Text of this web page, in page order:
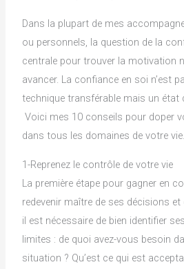
Dans la plupart de mes
ou personnels, la question de la
centrale pour trouver la motivation
avancer. La confiance en soi n’est
technique transférable mais un état
Voici mes 10 conseils pour doper
dans tous les domaines de votre vie.
1-Reprenez le contrôle de votre vie
La première étape pour gagner en
redevenir maître de ses décisions
il est nécessaire de bien identifier
limites : de quoi avez-vous besoin
situation ? Qu’est ce qui est